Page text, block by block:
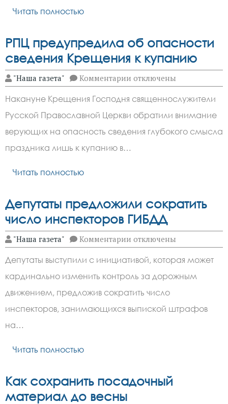
Читать полностью
РПЦ предупредила об опасности
сведения Крещения к купанию
"Наша газета" Комментарии к
записи
предупредила
об
опасности
сведения
Крещения
отключены
Накануне Крещения Господня священнослужители
Русской Православной Церкви обратили внимание
верующих на опасность сведения глубокого смысла
праздника лишь к купанию в…
Читать полностью
Депутаты предложили сократить
число инспекторов ГИБДД
"Наша газета" Комментарии к
записи
Депутаты
предложили
сократить
число
инспекторов
ГИБДД
отключены
Депутаты выступили с инициативой, которая может
кардинально изменить контроль за дорожным
движением, предложив сократить число
инспекторов, занимающихся выпиской штрафов
на…
Читать полностью
Как сохранить посадочный
материал до весны